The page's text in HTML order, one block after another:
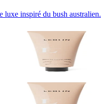
luxe inspiré du bush australien.